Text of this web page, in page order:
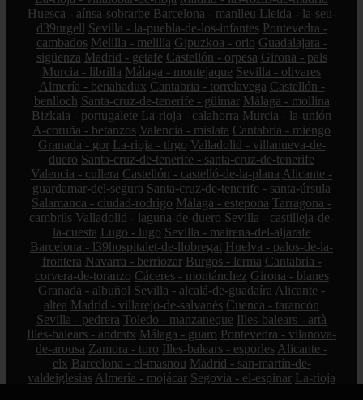
Huesca - aínsa-sobrarbe Barcelona - manlleu Lleida - la-seu-
d39urgell Sevilla - la-puebla-de-los-infantes Pontevedra -
cambados Melilla - melilla Gipuzkoa - orio Guadalajara -
sigüenza Madrid - getafe Castellón - orpesa Girona - pals
Murcia - librilla Málaga - montejaque Sevilla - olivares
Almería - benahadux Cantabria - torrelavega Castellón -
benlloch Santa-cruz-de-tenerife - güímar Málaga - mollina
Bizkaia - portugalete La-rioja - calahorra Murcia - la-unión
A-coruña - betanzos Valencia - mislata Cantabria - miengo
Granada - gor La-rioja - tirgo Valladolid - villanueva-de-
duero Santa-cruz-de-tenerife - santa-cruz-de-tenerife
Valencia - cullera Castellón - castelló-de-la-plana Alicante -
guardamar-del-segura Santa-cruz-de-tenerife - santa-úrsula
Salamanca - ciudad-rodrigo Málaga - estepona Tarragona -
cambrils Valladolid - laguna-de-duero Sevilla - castilleja-de-
la-cuesta Lugo - lugo Sevilla - mairena-del-aljarafe
Barcelona - l39hospitalet-de-llobregat Huelva - palos-de-la-
frontera Navarra - berriozar Burgos - lerma Cantabria -
corvera-de-toranzo Cáceres - montánchez Girona - blanes
Granada - albuñol Sevilla - alcalá-de-guadaíra Alicante -
altea Madrid - villarejo-de-salvanés Cuenca - tarancón
Sevilla - pedrera Toledo - manzaneque Illes-balears - artà
Illes-balears - andratx Málaga - guaro Pontevedra - vilanova-
de-arousa Zamora - toro Illes-balears - esporles Alicante -
elx Barcelona - el-masnou Madrid - san-martín-de-
valdeiglesias Almería - mojácar Segovia - el-espinar La-rioja